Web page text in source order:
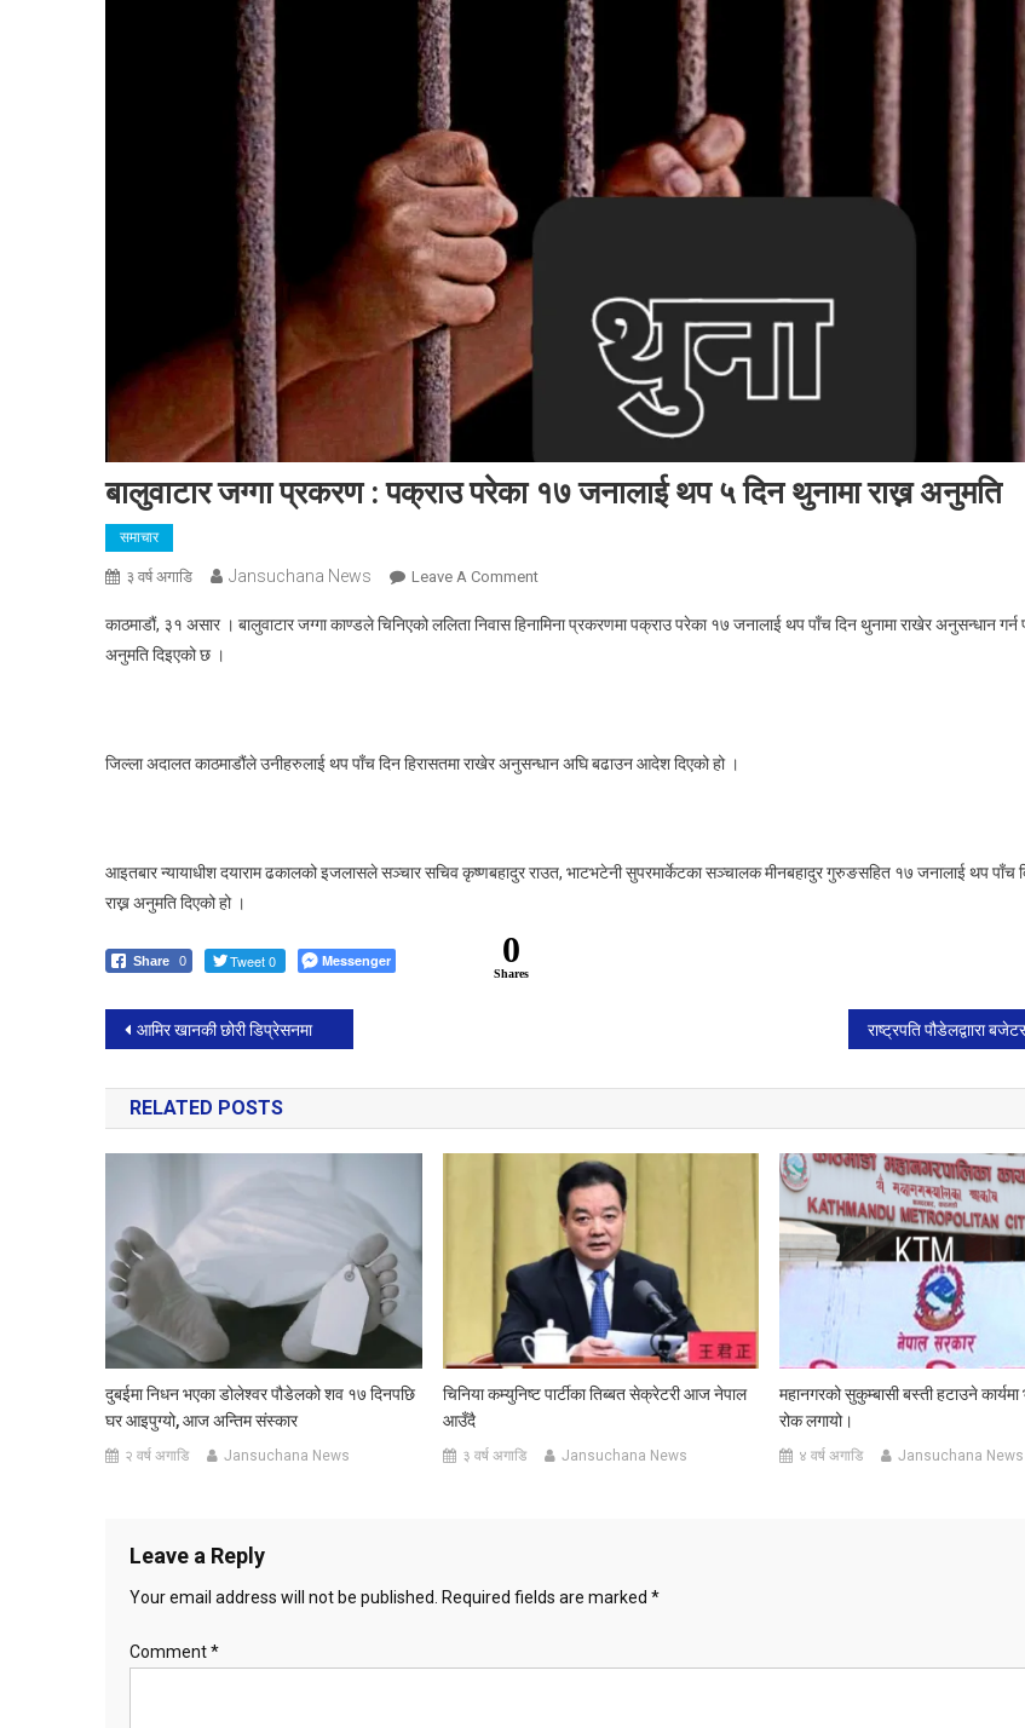
बालुवाटार जग्गा प्रकरण : पक्राउ परेका १७ जनालाई थप ५ दिन थुनामा राख्न अनुमति
समाचार
३ वर्ष अगाडि Jansuchana News Leave A CommentOn
जग्गा
१७
दिन
काठमाडौं, ३१ असार । बालुवाटार जग्गा काण्डले चिनिएको ललिता निवास हिनामिना प्रकरणमा पक्राउ परेका १७ जनालाई थप पाँच दिन थुनामा राखेर अनुसन्धान गर्न
अनुमति दिइएको छ ।
जिल्ला अदालत काठमाडौंले उनीहरुलाई थप पाँच दिन हिरासतमा राखेर अनुसन्धान अघि बढाउन आदेश दिएको हो ।
आइतबार न्यायाधीश दयाराम ढकालको इजलासले सञ्चार सचिव कृष्णबहादुर राउत, भाटभटेनी सुपरमार्केटका सञ्चालक मीनबहादुर गुरुङसहित १७ जनालाई थप पाँच
राख्न अनुमति दिएको हो ।
Share 0 Tweet 0 Messenger 0
Shares
Post
navigation
आमिर खानकी छोरी डिप्रेसनमा
RELATED POSTS
दुबईमा निधन भएका डोलेश्वर पौडेलको शव १७ दिनपछि
घर आइपुग्यो, आज अन्तिम संस्कार
२ वर्ष अगाडि Jansuchana News
चिनिया कम्युनिष्ट पार्टीका तिब्बत सेक्रेटरी आज नेपाल
आउँदै
३ वर्ष अगाडि Jansuchana News
महानगरको सुकुम्बासी बस्ती हटाउने
रोक लगायो।
४ वर्ष अगाडि Jansuchana News
Leave a Reply
Your email address will not be published. Required fields are marked *
Comment*